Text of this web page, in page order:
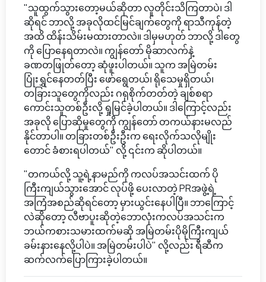
"သူထွက်သွားတော့မယ်ဆိုတာ လူတိုင်းသိကြတာပဲ၊ ဒါ
ဆိုရင် ဘာလို့ အခုလိုထင်မြင်ချက်တွေကို ရာသီကုန်တဲ့
အထိ ထိန်းသိမ်းမထားတာလဲ။ ဒါမှမဟုတ် ဘာလို့ ဒါတွေ
ကို ပြောနေရတာလဲ။ ကျွန်တော် မိုဆာလက်နဲ့
ခဏတဖြုတ်တော့ ဆုံဖူးပါတယ်။ သူက အမြဲတမ်း
ပြုံးရွှင်နေတတ်ပြီး ဖော်ရွေတယ်၊ ရိုသေမှုရှိတယ်၊
တခြားသူတွေကိုလည်း ဂရုစိုက်တတ်တဲ့ ချစ်စရာ
ကောင်းသူတစ်ဦးလို့ ရှုမြင်ခဲ့ပါတယ်။ ဒါကြောင့်လည်း
အခုလို ပြောဆိုမှုတွေကို ကျွန်တော် တကယ်နားမလည်
နိုင်တာပါ။ တခြားတစ်ဦးဦးက ရေးလိုက်သလိုမျိုး
တောင် ခံစားရပါတယ်" လို့ ၎င်းက ဆိုပါတယ်။
"တကယ်လို့ သူ့ရဲ့နာမည်ကို ကလပ်အသင်းထက် ပို
ကြီးကျယ်သွားအောင် လုပ်ဖို့ ပေးလာတဲ့ PRအဖွဲ့ရဲ့
အကြံအစည်ဆိုရင်တော့ မှားယွင်းနေပါပြီ။ ဘာကြောင့်
လဲဆိုတော့ လီဗာပူးဆိုတဲ့ဘောလုံးကလပ်အသင်းက
ဘယ်ကစားသမားထက်မဆို အမြဲတမ်းပိုမိုကြီးကျယ်
ခမ်းနားနေလို့ပါပဲ။ အမြဲတမ်းပါပဲ" လို့လည်း ရီဆီက
ဆက်လက်ပြောကြားခဲ့ပါတယ်။